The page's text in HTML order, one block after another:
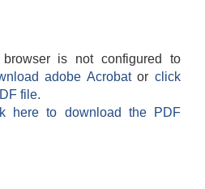
is not configured to
adobe Acrobatorclick
file.
here to download the PDF